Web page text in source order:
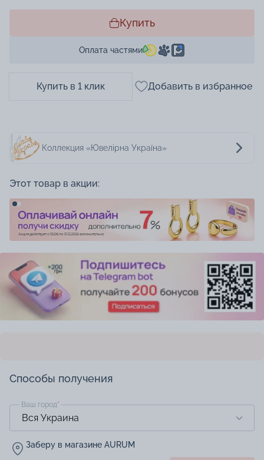
Купить
Оплата частями
Купить в 1 клик Добавить в избранное
Коллекция «Ювелірна Україна»
Этот товар в акции:
Способы получения
Ваш город*
Заберу в магазине AURUM